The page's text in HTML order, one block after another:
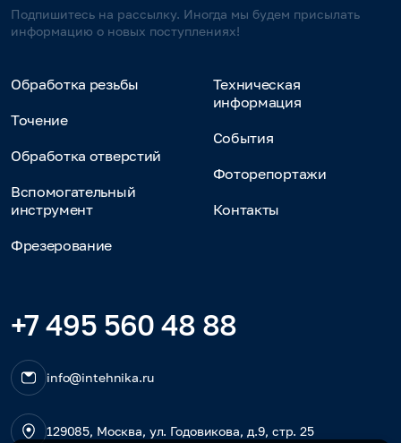
Подпишитесь на рассылку. Иногда мы будем присылать
информацию о новых поступлениях!
Обработка резьбы
Точение
Обработка отверстий
Вспомогательный
инструмент
Фрезерование
Техническая
информация
События
Фоторепортажи
Контакты
+7 495 560 48 88
info@intehnika.ru
129085, Москва, ул. Годовикова, д.9, стр. 25